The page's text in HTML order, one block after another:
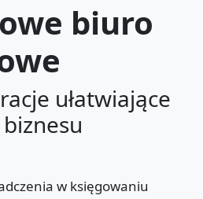
biuro
ułatwiające
w księgowaniu